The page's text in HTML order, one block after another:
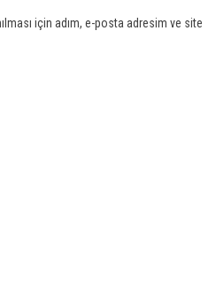
için adım, e-posta adresim ve site